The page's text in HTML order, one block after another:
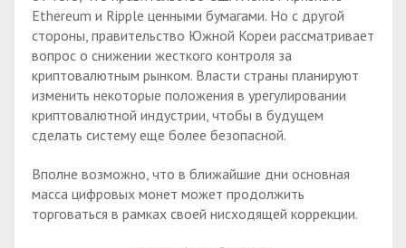
Ethereum и Ripple ценными бумагами. Но с другой
стороны, правительство Южной Кореи рассматривает
вопрос о снижении жесткого контроля за
криптовалютным рынком. Власти страны планируют
изменить некоторые положения в урегулировании
криптовалютной индустрии, чтобы в будущем
сделать систему еще более безопасной.
Вполне возможно, что в ближайшие дни основная
масса цифровых монет может продолжить
торговаться в рамках своей нисходящей коррекции.